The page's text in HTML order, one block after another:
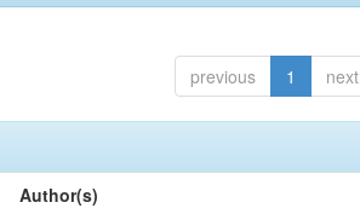
previous 1 next
Author(s)